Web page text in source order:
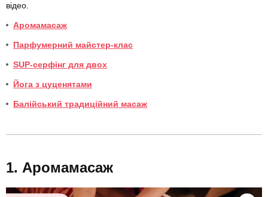
відео.
Аромамасаж
Парфумерний майстер-клас
SUP-серфінг для двох
Йога з цуценятами
Балійський традиційний масаж
Аромамасаж